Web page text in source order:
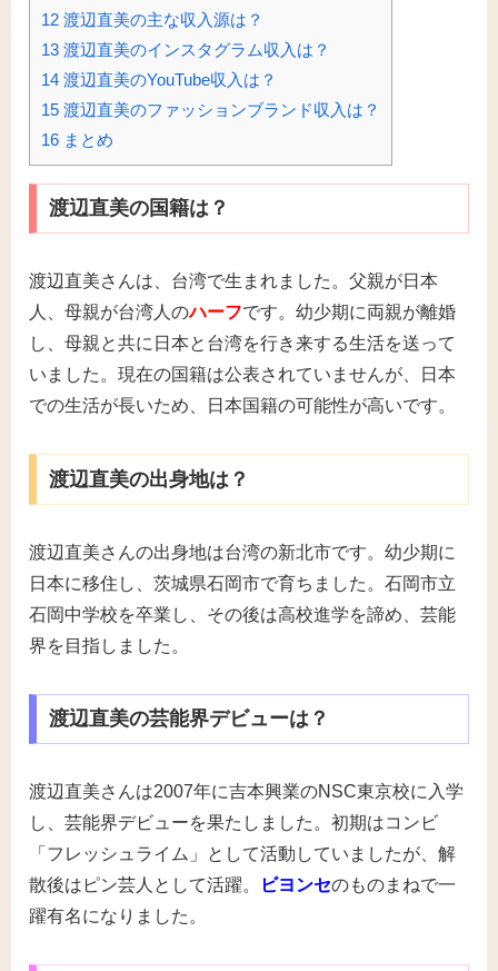
12 渡辺直美の主な収入源は？
13 渡辺直美のインスタグラム収入は？
14 渡辺直美のYouTube収入は？
15 渡辺直美のファッションブランド収入は？
16 まとめ
渡辺直美の国籍は？
渡辺直美さんは、台湾で生まれました。父親が日本
人、母親が台湾人のハーフです。幼少期に両親が離婚
し、母親と共に日本と台湾を行き来する生活を送って
いました。現在の国籍は公表されていませんが、日本
での生活が長いため、日本国籍の可能性が高いです。
渡辺直美の出身地は？
渡辺直美さんの出身地は台湾の新北市です。幼少期に
日本に移住し、茨城県石岡市で育ちました。石岡市立
石岡中学校を卒業し、その後は高校進学を諦め、芸能
界を目指しました。
渡辺直美の芸能界デビューは？
渡辺直美さんは2007年に吉本興業のNSC東京校に入学
し、芸能界デビューを果たしました。初期はコンビ
「フレッシュライム」として活動していましたが、解
散後はピン芸人として活躍。
ビヨンセのものまねで一
躍有名になりました。